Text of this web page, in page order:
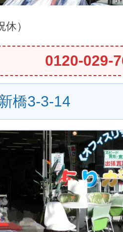
休）
0120-029-
橋3-3-14